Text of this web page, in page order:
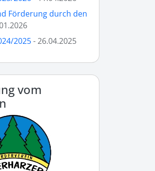
Förderung durch den
2025- 26.04.2025
vom